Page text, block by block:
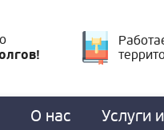
О нас Услуги